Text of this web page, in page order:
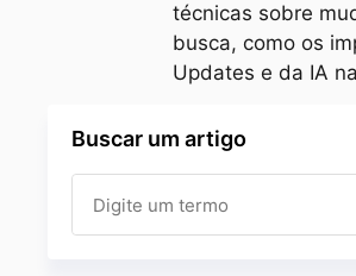
técnicas sobre
busca, como os
Updates e da IA
Buscar um artigo